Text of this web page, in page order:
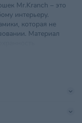
мм
Mr.Kranch – это
интерьеру.
которая не
Материал
лакомств. Можно